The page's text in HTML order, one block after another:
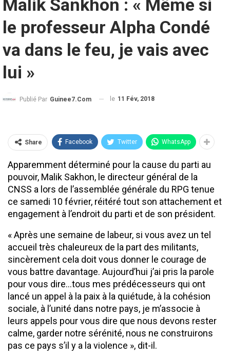
Malik Sankhon : « Même si
le professeur Alpha Condé
va dans le feu, je vais avec
lui »
Publié Par Guinee7.com le 11 Fév, 2018
Share Facebook Twitter WhatsApp
Apparemment déterminé pour la cause du parti au
pouvoir, Malik Sakhon, le directeur général de la
CNSS a lors de l’assemblée générale du RPG tenue
ce samedi 10 février, réitéré tout son attachement et
engagement à l’endroit du parti et de son président.
« Après une semaine de labeur, si vous avez un tel
accueil très chaleureux de la part des militants,
sincèrement cela doit vous donner le courage de
vous battre davantage. Aujourd’hui j’ai pris la parole
pour vous dire…tous mes prédécesseurs qui ont
lancé un appel à la paix à la quiétude, à la cohésion
sociale, à l’unité dans notre pays, je m’associe à
leurs appels pour vous dire que nous devons rester
calme, garder notre sérénité, nous ne construirons
pas ce pays s’il y a la violence », dit-il.